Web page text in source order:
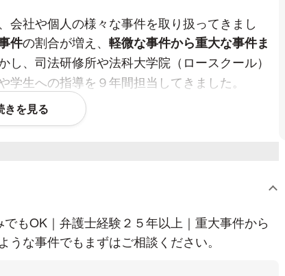
会社や個人の様々な事件を取り扱ってきまし
件の割合が増え、 軽微な事件から重大な事件ま
、司法研修所や法科大学院（ロースクール）
生への指導を９年間担当してきました。
せん。
持ちにつけこんで、弁護士が依頼を急がせた
てはなりません。
いし、本格的な法律相談が必要な場合は
きを見る
もOK｜弁護士経験２５年以上｜重大事件から
な事件でもまずはご相談ください。